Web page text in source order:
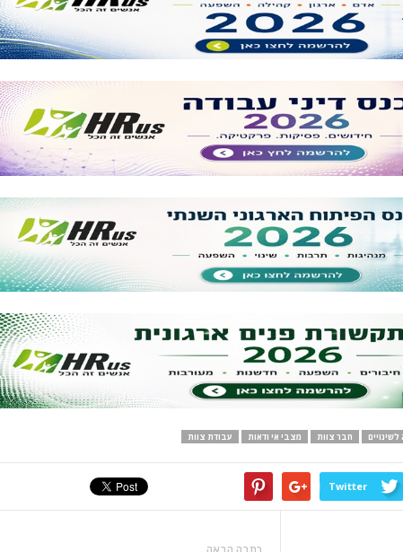
חבר צוות מצבי אי ודאות עבודת צוות
Twitter